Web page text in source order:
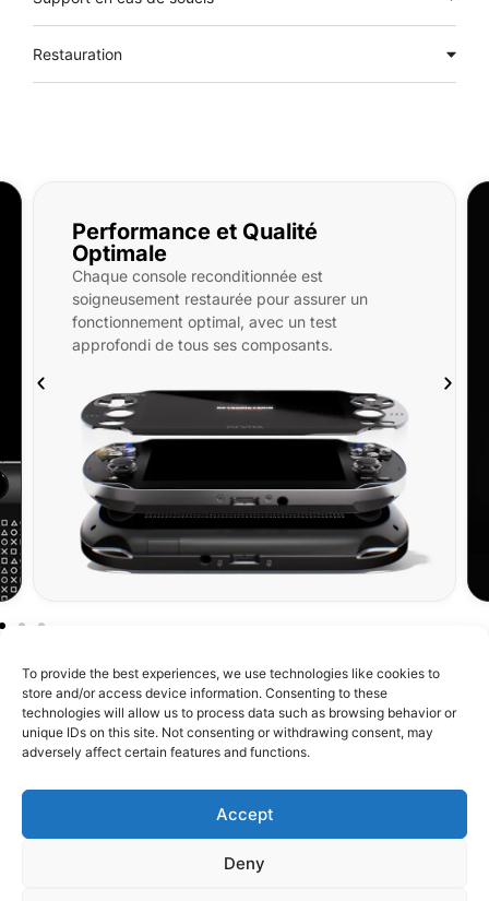
To provide the best experiences, we use technologies like cookies to
store and/or access device information. Consenting to these
technologies will allow us to process data such as browsing behavior or
unique IDs on this site. Not consenting or withdrawing consent, may
adversely affect certain features and functions.
Accept
Deny
Restauration
Qu'est-ce qui est inclus ?
neuf, SD 32/256/512Go, étui rigide et
En option : pochette microfibre,
d’écran avant et arrière, coque
keytag.
À propos de RetroMetroid
Boutique